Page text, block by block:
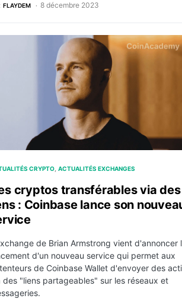
FLAYDEM 8 décembre 2023
application mobile
cryptos transférables via des liens :
CRYPTO ACTUALITÉS EXCHANGES
cryptos transférables via des
: Coinbase lance son
de Brian Armstrong vient d'annoncer
d'un nouveau service qui permet aux
de Coinbase Wallet d'envoyer des
des "liens partageables" sur les réseaux et